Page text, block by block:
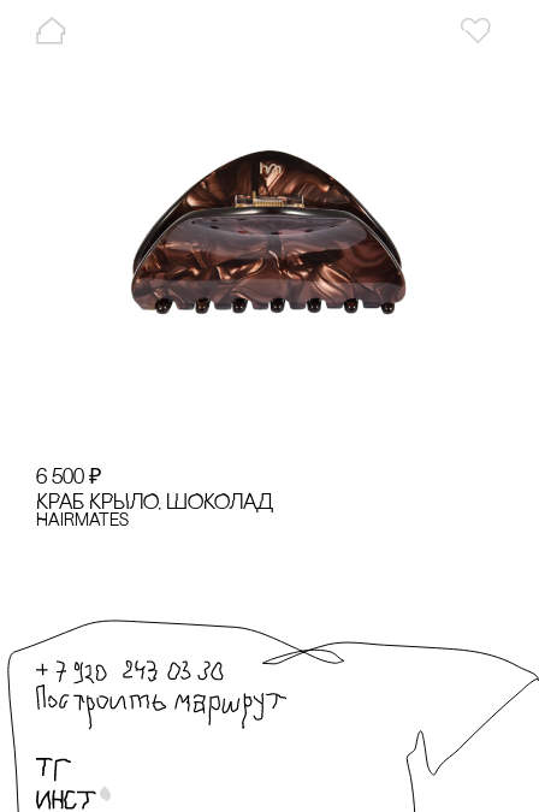
6 500 ₽
КРАБ КРЫЛО, ШОКОЛАД
Hairmates